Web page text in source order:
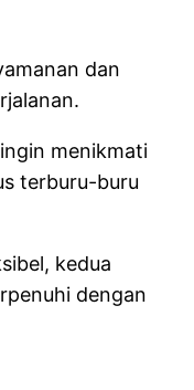
dan
menikmati
terburu-buru
kedua
dengan